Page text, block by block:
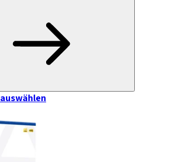
auswählen